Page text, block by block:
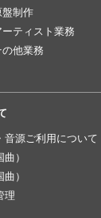
盤制作
ティスト業務
他業務
音源ご利用について
）
）
理